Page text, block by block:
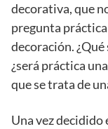
decorativa, que
pregunta
decoración.
¿será práctica
que se trata de
Una vez decidido